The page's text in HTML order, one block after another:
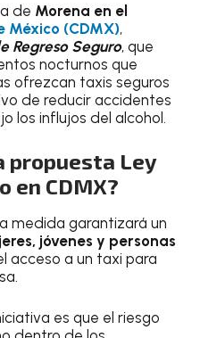
de Morena en el
México (CDMX),
Regreso Seguro, que
nocturnos que
ofrezcan taxis seguros
de reducir accidentes
los influjos del alcohol.
propuesta Ley
en CDMX?
medida garantizará un
jóvenes y personas
acceso a un taxi para
es que el riesgo